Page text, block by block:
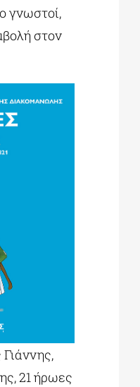
γνωστοί,
στον
21 ήρωες